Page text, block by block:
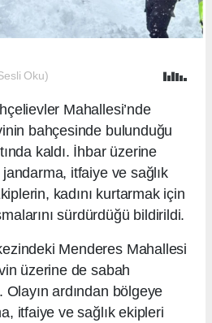
Oku)
Mahallesi’nde
bahçesinde bulunduğu
kaldı. İhbar üzerine
itfaiye ve sağlık
kadını kurtarmak için
sürdürdüğü bildirildi.
Menderes Mahallesi
üzerine de sabah
ardından bölgeye
itfaiye ve sağlık ekipleri